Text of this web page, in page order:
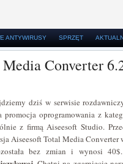
ANTYWIRUSY SPRZĘT
Converter
dziś w serwisie
promocja oprogramowania z
z firmą Aiseesoft Studio.
Aiseesoft Total Media Converter
bez zmian i wynosi